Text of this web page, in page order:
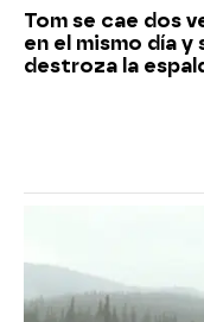
Tom se cae dos
en el mismo día y
destroza la